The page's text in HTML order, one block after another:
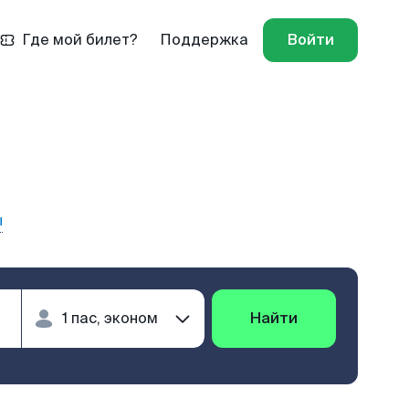
Где мой билет? Поддержка Войти
Найти